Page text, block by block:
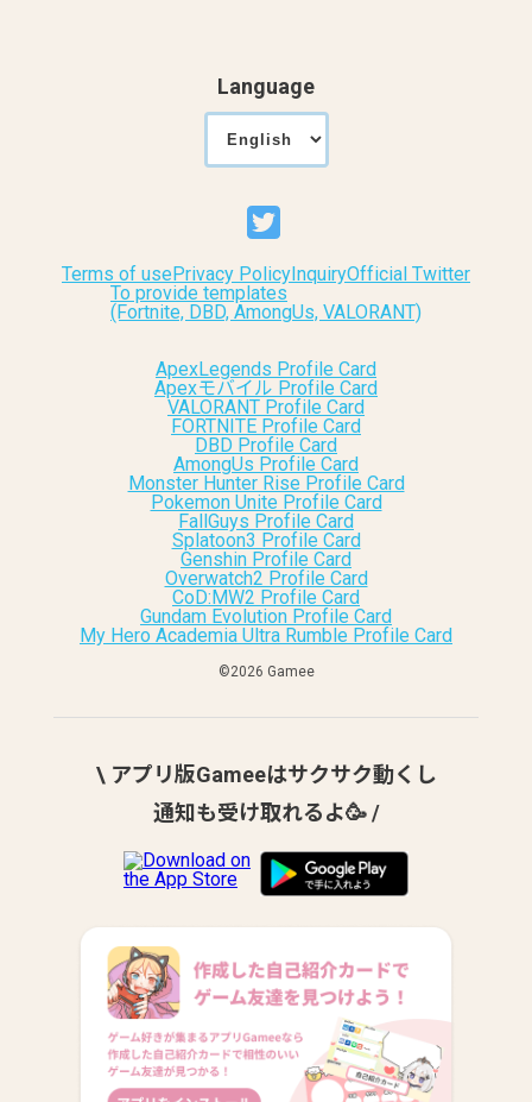
Language
Terms of usePrivacy Policy InquiryOfficial Twitter
To provide templates
(Fortnite, DBD, AmongUs, VALORANT)
ApexLegends Profile Card
Apexモバイル Profile Card
VALORANT Profile Card
FORTNITE Profile Card
DBD Profile Card
AmongUs Profile Card
Monster Hunter Rise Profile Card
Pokemon Unite Profile Card
FallGuys Profile Card
Splatoon3 Profile Card
Genshin Profile Card
Overwatch2 Profile Card
CoD:MW2 Profile Card
Gundam Evolution Profile Card
My Hero Academia Ultra Rumble Profile Card
©︎2026 Gamee
\ アプリ版Gameeはサクサク動くし
通知も受け取れるよ🥳 /